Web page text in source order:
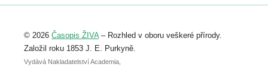
Registrovat se můžete do 6. září.
abstraktu přihlášené přednášky nebo
posteru je už 30. června.
© 2026 Časopis ŽIVA– Rozhled v oboru veškeré přírody.
Založil roku 1853 J. E. Purkyně.
Vydává Nakladatelství Academia,